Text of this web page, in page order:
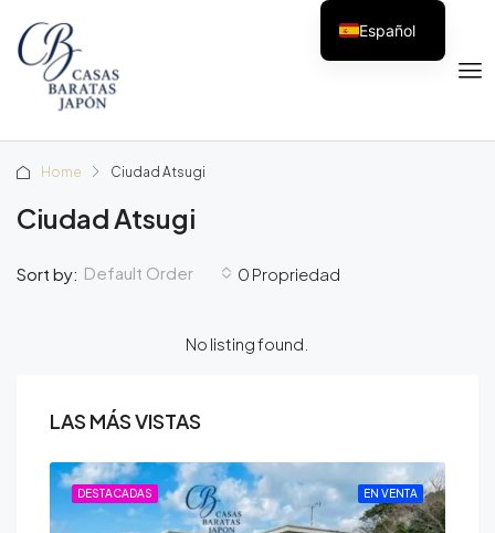
Home Ciudad Atsugi
Ciudad Atsugi
0 Propriedad
Sort by: Default Order
No listing found.
LAS MÁS VISTAS
EN VENTA
DESTACADAS
Español